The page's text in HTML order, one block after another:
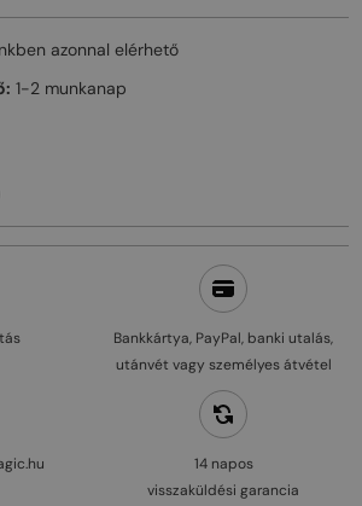
Bankkártya, PayPal, banki utalás,
utánvét vagy személyes átvétel
14 napos
visszaküldési garancia
azonnal elérhető
1-2 munkanap